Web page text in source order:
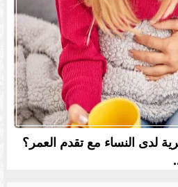
لدى النساء مع تقدم العمر؟